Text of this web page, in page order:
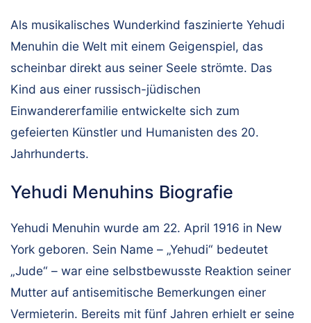
Als musikalisches Wunderkind faszinierte Yehudi
Menuhin die Welt mit einem Geigenspiel, das
scheinbar direkt aus seiner Seele strömte. Das
Kind aus einer russisch-jüdischen
Einwandererfamilie entwickelte sich zum
gefeierten Künstler und Humanisten des 20.
Jahrhunderts.
Yehudi Menuhins Biografie
Yehudi Menuhin wurde am 22. April 1916 in New
York geboren. Sein Name – „Yehudi“ bedeutet
„Jude“ – war eine selbstbewusste Reaktion seiner
Mutter auf antisemitische Bemerkungen einer
Vermieterin. Bereits mit fünf Jahren erhielt er seine